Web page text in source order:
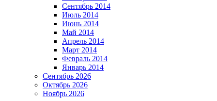
Сентябрь 2014
Июль 2014
Июнь 2014
Май 2014
Апрель 2014
Март 2014
Февраль 2014
Январь 2014
Сентябрь 2026
Октябрь 2026
Ноябрь 2026